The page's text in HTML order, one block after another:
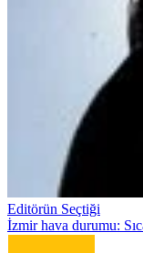
Editörün Seçtiği
İzmir hava durumu: